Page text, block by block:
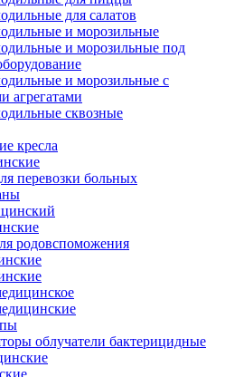
для салатов
и морозильные
и морозильные под
и морозильные с
агрегатами
сквозные
кресла
перевозки больных
родовспоможения
облучатели бактерицидные